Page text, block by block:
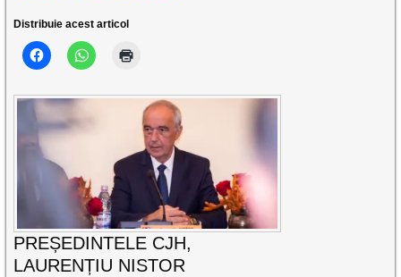
Distribuie acest articol
PREȘEDINTELE CJH,
LAURENȚIU NISTOR